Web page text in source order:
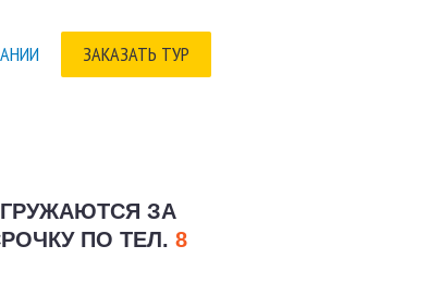
ЗАКАЗАТЬ ТУР
ЗА
ПО ТЕЛ. 8